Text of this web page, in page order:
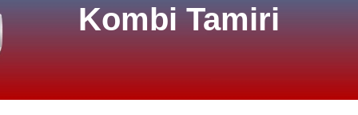
Kombi Tamiri